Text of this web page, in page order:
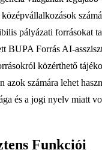
pályázati forrásokat
BUPA Forrás AI-
közérthető
azok számára lehet
és a jogi nyelv miatt
Funkciói